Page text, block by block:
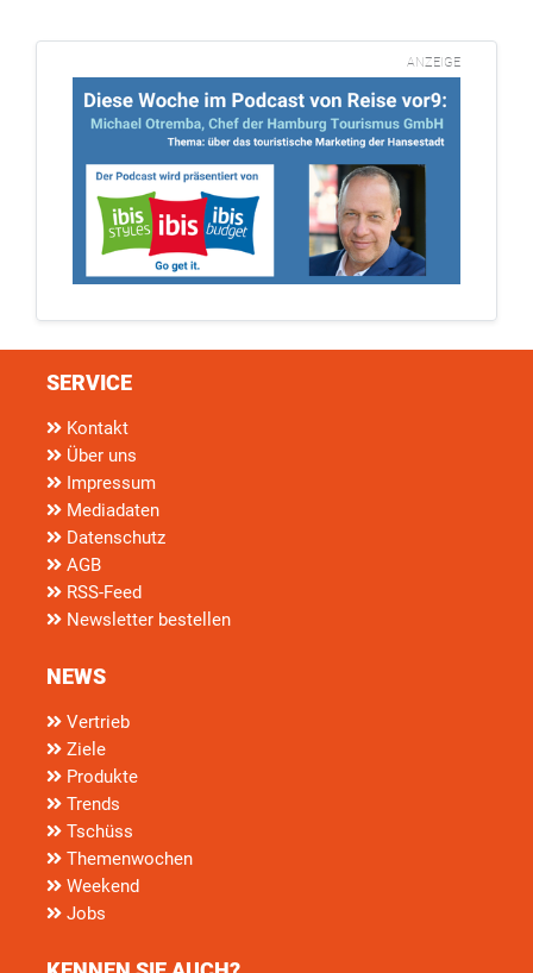
ANZEIGE
SERVICE
Kontakt
Über uns
Impressum
Mediadaten
Datenschutz
AGB
RSS-Feed
Newsletter bestellen
NEWS
Vertrieb
Ziele
Produkte
Trends
Tschüss
Themenwochen
Weekend
Jobs